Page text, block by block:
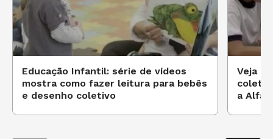
Fundação Lemann, você vai acompanhar,
do começo ao fim, atividades e práticas
feitas por professores pelo Brasil para
entender, com exemplos reais, como
trabalhar o que a Base propõe para Língua
Portuguesa.
Educação Infantil: série de vídeos
mostra como fazer leitura para bebês
e desenho coletivo
Veja
a